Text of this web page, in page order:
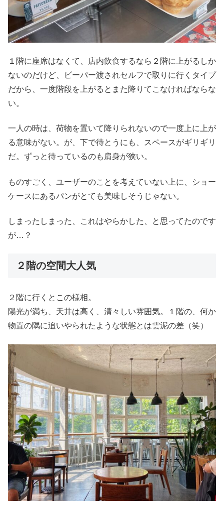
１階に座席はなくて、店内飲食するなら２階に上がるしか
ないのだけど、ビーパー渡されセルフで取りに行くタイプ
だから、一度階段を上がるとまた降りてこなければならな
い。
一人の時は、荷物を置いて降りられないので一度上に上が
る意味がない。が、下で待とうにも、スペースがギリギリ
だ。ずっと待っているのも肩身が狭い。
ものすごく、ユーザーのことを考えていない上に、ショー
ケースにあるパンがとても美味しそうじゃない。
しまったしまった、これはやらかした、と思ってたのです
が…？
２階の空間大人気
２階に行くとこの様相。
陽光が満ち、天井は高く、清々しい雰囲気。１階の、何か
物置の隅に追いやられたような状態とは雲泥の差（笑）